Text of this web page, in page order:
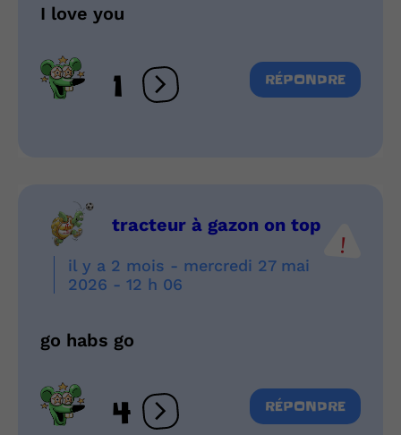
I love you
1 Ouvrir les réactions
RÉPONDRE
tracteur à gazon on top
il y a 2 mois - mercredi 27 mai
2026 - 12 h 06
go habs go
4 Ouvrir les réactions
RÉPONDRE